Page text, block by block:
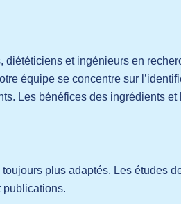
diététiciens et ingénieurs en
équipe se concentre sur
Les bénéfices des ingrédients
plus adaptés. Les études
publications.